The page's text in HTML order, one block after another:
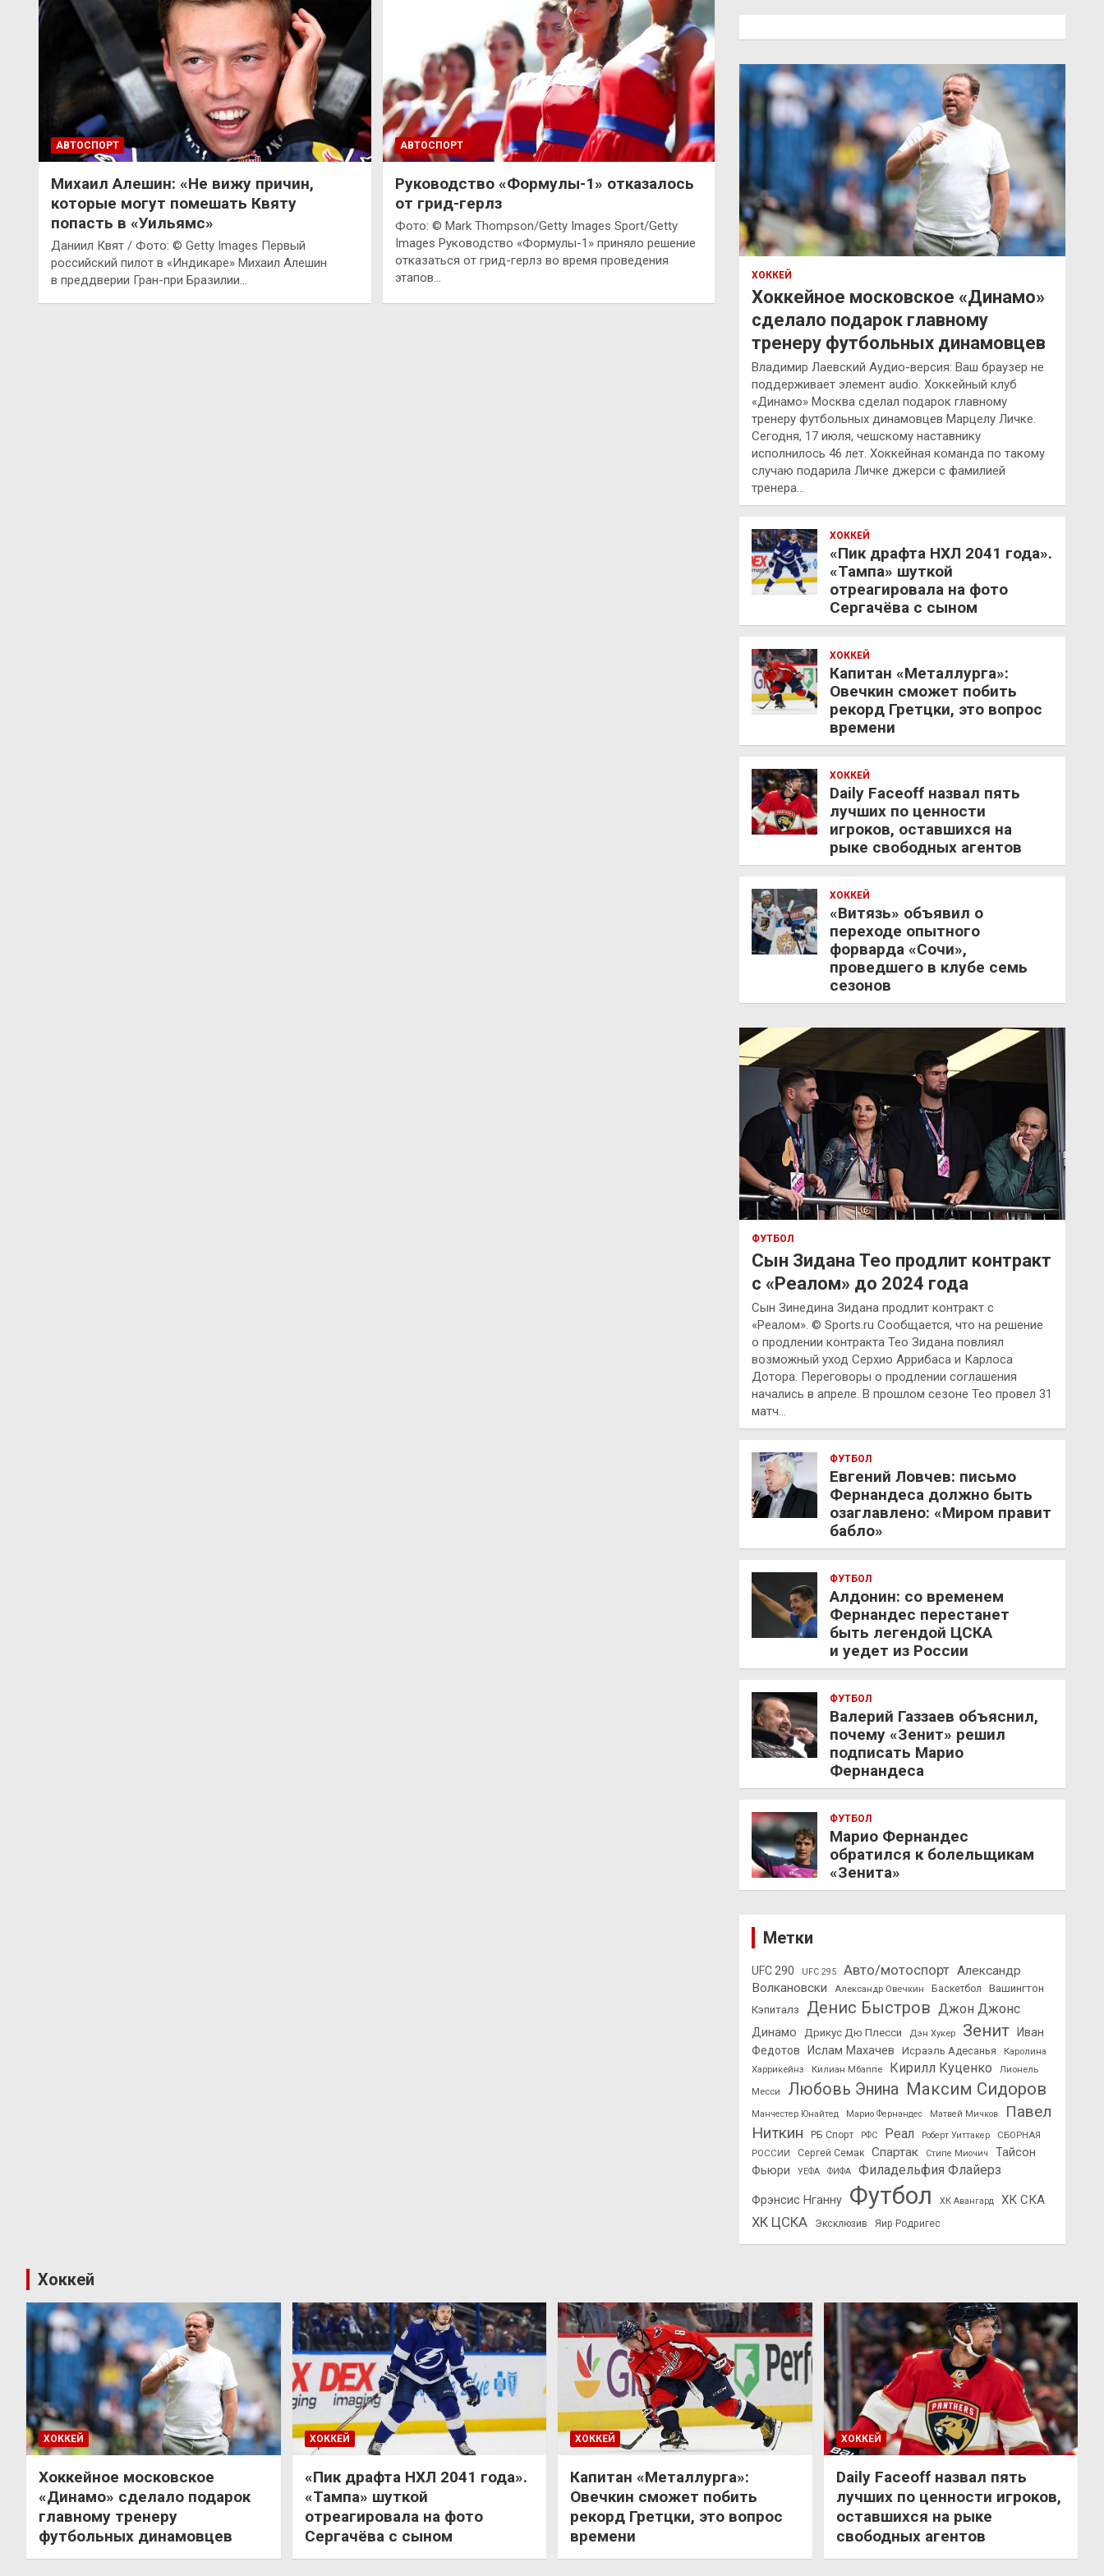
АВТОСПОРТ
Михаил Алешин: «Не вижу причин,
которые могут помешать Квяту
попасть в «Уильямс»
Даниил Квят / Фото: © Getty Images Первый
российский пилот в «Индикаре» Михаил Алешин
в преддверии Гран-при Бразилии…
АВТОСПОРТ
Руководство «Формулы-1» отказалось
от грид-герлз
Фото: © Mark Thompson/Getty Images Sport/Getty
Images Руководство «Формулы-1» приняло решение
отказаться от грид-герлз во время проведения
этапов…
ХОККЕЙ
Хоккейное московское «Динамо»
сделало подарок главному
тренеру футбольных динамовцев
Владимир Лаевский Аудио-версия: Ваш браузер не
поддерживает элемент audio. Хоккейный клуб
«Динамо» Москва сделал подарок главному
тренеру футбольных динамовцев Марцелу Личке.
Сегодня, 17 июля, чешскому наставнику
исполнилось 46 лет. Хоккейная команда по такому
случаю подарила Личке джерси с фамилией
тренера…
ХОККЕЙ
«Пик драфта НХЛ 2041 года».
«Тампа» шуткой
отреагировала на фото
Сергачёва с сыном
ХОККЕЙ
Капитан «Металлурга»:
Овечкин сможет побить
рекорд Гретцки, это вопрос
времени
ХОККЕЙ
Daily Faceoff назвал пять
лучших по ценности
игроков, оставшихся на
рыке свободных агентов
ХОККЕЙ
«Витязь» объявил о
переходе опытного
форварда «Сочи»,
проведшего в клубе семь
сезонов
ФУТБОЛ
Сын Зидана Тео продлит контракт
с «Реалом» до 2024 года
Сын Зинедина Зидана продлит контракт с
«Реалом». © Sports.ru Сообщается, что на решение
о продлении контракта Тео Зидана повлиял
возможный уход Серхио Аррибаса и Карлоса
Дотора. Переговоры о продлении соглашения
начались в апреле. В прошлом сезоне Тео провел 31
матч…
ФУТБОЛ
Евгений Ловчев: письмо
Фернандеса должно быть
озаглавлено: «Миром правит
бабло»
ФУТБОЛ
Алдонин: со временем
Фернандес перестанет
быть легендой ЦСКА
и уедет из России
ФУТБОЛ
Валерий Газзаев объяснил,
почему «Зенит» решил
подписать Марио
Фернандеса
ФУТБОЛ
Марио Фернандес
обратился к болельщикам
«Зенита»
Метки
UFC 290 UFC 295 Авто/мотоспорт Александр
Волкановски
Александр Овечкин Баскетбол
Вашингтон
Кэпиталз
Денис Быстров Джон Джонс
Динамо Дрикус Дю Плесси Дэн Хукер Зенит
Иван
Федотов
Ислам Махачев Исраэль Адесанья
Каролина
Харрикейнз
Килиан Мбаппе Кирилл Куценко
Лионель
Месси
Любовь Энина Максим Сидоров
Манчестер Юнайтед Марио Фернандес Матвей Мичков
Павел
Ниткин
РБ Спорт РФС Реал Роберт Уиттакер
СБОРНАЯ
РОССИИ
Сергей Семак Спартак Стипе Миочич
Тайсон
Фьюри
УЕФА ФИФА Филадельфия Флайерз
Фрэнсис Нганну Футбол ХК Авангард ХК СКА
ХК ЦСКА Эксклюзив Яир Родригес
Хоккей
ХОККЕЙ
Хоккейное московское
«Динамо» сделало подарок
главному тренеру
футбольных динамовцев
ХОККЕЙ
«Пик драфта НХЛ 2041 года».
«Тампа» шуткой
отреагировала на фото
Сергачёва с сыном
ХОККЕЙ
Капитан «Металлурга»:
Овечкин сможет побить
рекорд Гретцки, это вопрос
времени
ХОККЕЙ
Daily Faceoff назвал пять
лучших по ценности игроков,
оставшихся на рыке
свободных агентов